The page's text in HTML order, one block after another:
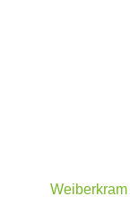
Weiberkram